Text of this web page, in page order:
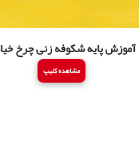
آموزش پایه شکوفه زنی چرخ خیاطی
مشاهده کلیپ